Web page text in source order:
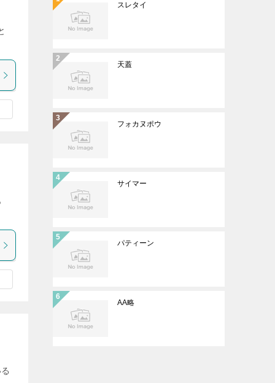
スレタイ
天蓋
フォカヌポウ
サイマー
パティーン
AA略